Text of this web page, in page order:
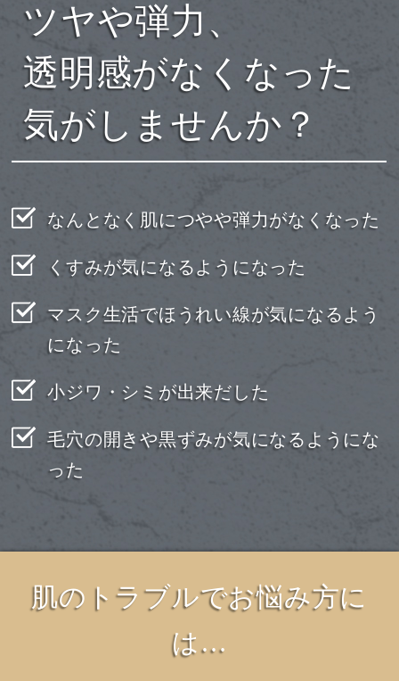
ツヤや弾力、
透明感がなくなった
気がしませんか？
なんとなく肌につやや弾力がなくなった
くすみが気になるようになった
マスク生活でほうれい線が気になるよう
になった
小ジワ・シミが出来だした
毛穴の開きや黒ずみが気になるようにな
った
肌のトラブルでお悩み方に
は…